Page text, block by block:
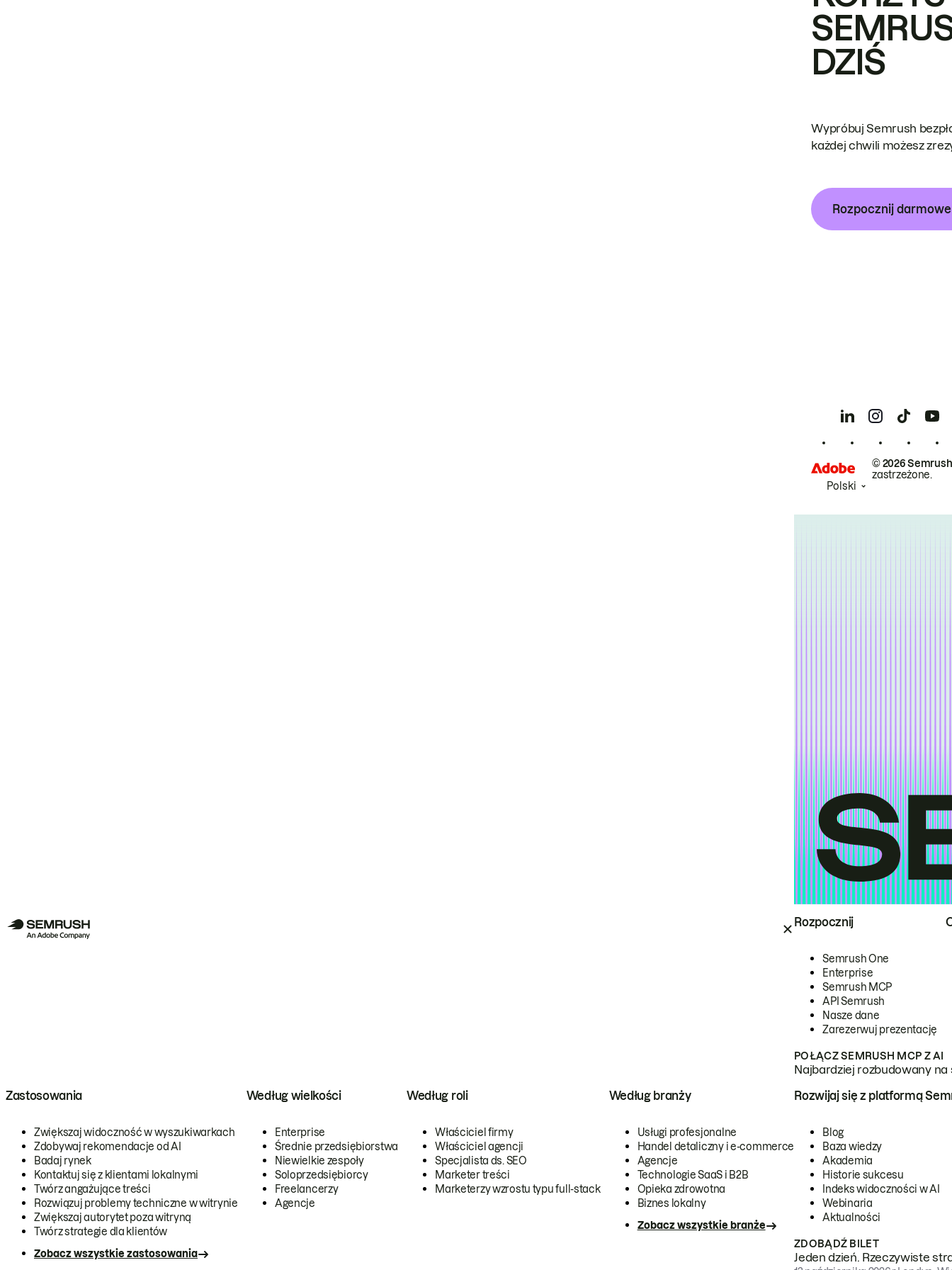
Rozpocznij
Semrush One
Enterprise
Semrush MCP
API Semrush
Nasze dane
Zarezerwuj prezentację
POŁĄCZ SEMRUSH MCP Z AI
Najbardziej rozbudowany
Zastosowania
Zwiększaj widoczność w wyszukiwarkach
Zdobywaj rekomendacje od AI
Badaj rynek
Kontaktuj się z klientami lokalnymi
Twórz angażujące treści
Rozwiązuj problemy techniczne w witrynie
Zwiększaj autorytet poza witryną
Twórz strategie dla klientów
Zobacz wszystkie zastosowania
Według wielkości
Enterprise
Średnie przedsiębiorstwa
Niewielkie zespoły
Soloprzedsiębiorcy
Freelancerzy
Agencje
Według roli
Właściciel firmy
Właściciel agencji
Specjalista ds. SEO
Marketer treści
Marketerzy wzrostu typu full-stack
Według branży
Usługi profesjonalne
Handel detaliczny i e-commerce
Agencje
Technologie SaaS i B2B
Opieka zdrowotna
Biznes lokalny
Zobacz wszystkie branże
Rozwijaj się z platformą
Blog
Baza wiedzy
Akademia
Historie sukcesu
Indeks widoczności w AI
Webinaria
Aktualności
ZDOBĄDŹ BILET
Jeden dzień. Rzeczywiste
DZIŚ
Wypróbuj Semrush
każdej chwili możesz
Rozpocznij
© 2026
zastrzeżone.
Polski